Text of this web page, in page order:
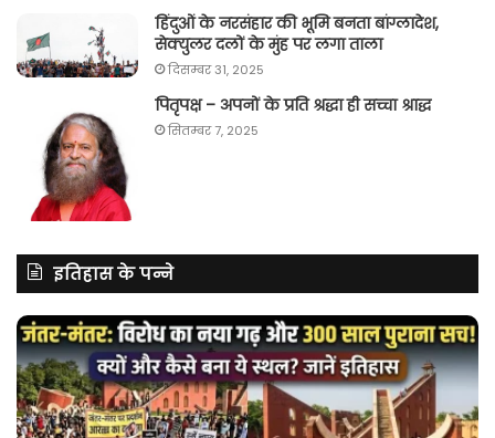
हिंदुओं के नरसंहार की भूमि बनता बांग्लादेश,
सेक्युलर दलों के मुंह पर लगा ताला
दिसम्बर 31, 2025
पितृपक्ष – अपनों के प्रति श्रद्धा ही सच्चा श्राद्ध
सितम्बर 7, 2025
इतिहास के पन्ने